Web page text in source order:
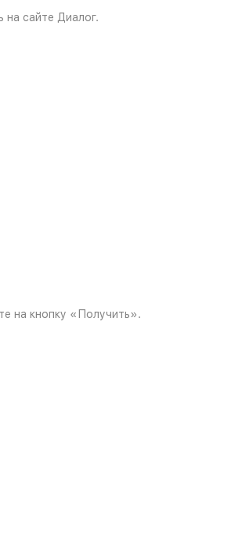
на сайте Диалог.
на кнопку «Получить».